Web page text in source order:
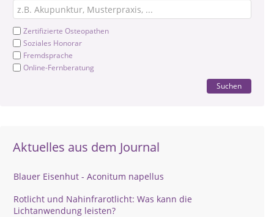
Zertifizierte Osteopathen
Soziales Honorar
Fremdsprache
Online-Fernberatung
Suchen
Aktuelles aus dem Journal
Blauer Eisenhut - Aconitum napellus
Rotlicht und Nahinfrarotlicht: Was kann die
Lichtanwendung leisten?